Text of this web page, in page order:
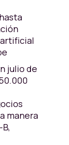
julio de
manera